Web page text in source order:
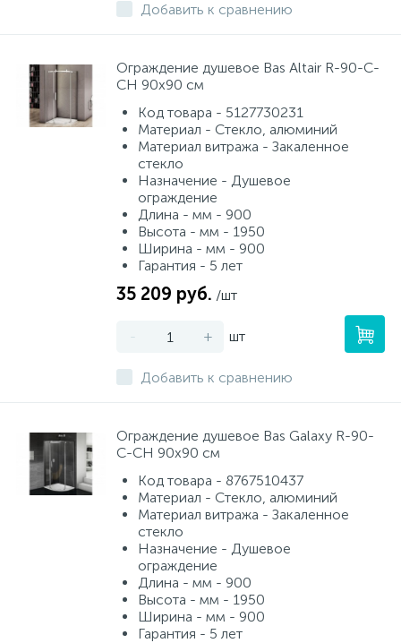
Добавить к сравнению
Ограждение душевое Bas Altair R-90-C-
CH 90х90 см
Код товара - 5127730231
Материал - Стекло, алюминий
Материал витража - Закаленное
стекло
Назначение - Душевое
ограждение
Длина - мм - 900
Высота - мм - 1950
Ширина - мм - 900
Гарантия - 5 лет
35 209 руб. /шт
- + шт
Добавить к сравнению
Ограждение душевое Bas Galaxy R-90-
C-CH 90х90 см
Код товара - 8767510437
Материал - Стекло, алюминий
Материал витража - Закаленное
стекло
Назначение - Душевое
ограждение
Длина - мм - 900
Высота - мм - 1950
Ширина - мм - 900
Гарантия - 5 лет